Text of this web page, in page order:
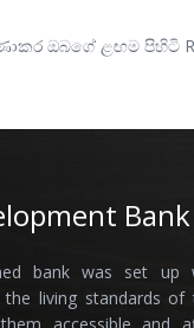
ඔබගේ ළඟම පිහිටි
Bank
bank was set up
living standards of